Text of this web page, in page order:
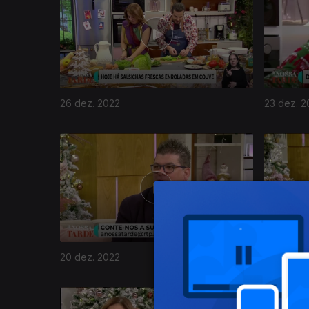
26 dez. 2022 23 dez.
20 dez. 2022 19 dez.
659616